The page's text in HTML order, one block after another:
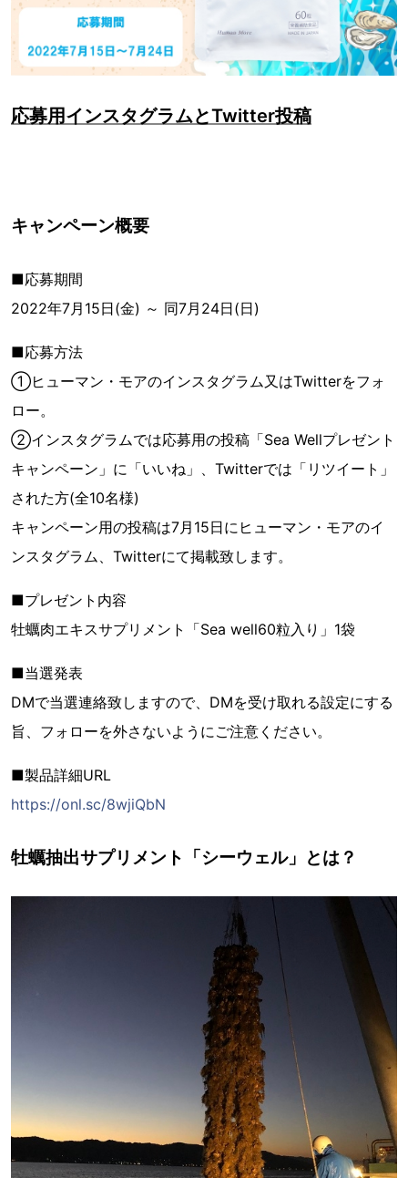
応募用インスタグラムとTwitter投稿
キャンペーン概要
■応募期間
2022年7月15日(金) ～ 同7月24日(日)
■応募方法
①ヒューマン・モアのインスタグラム又はTwitterをフォ
ロー。
②インスタグラムでは応募用の投稿「Sea Wellプレゼント
キャンペーン」に「いいね」、Twitterでは「リツイート」
された方(全10名様)
キャンペーン用の投稿は7月15日にヒューマン・モアのイ
ンスタグラム、Twitterにて掲載致します。
■プレゼント内容
牡蠣肉エキスサプリメント「Sea well60粒入り」1袋
■当選発表
DMで当選連絡致しますので、DMを受け取れる設定にする
旨、フォローを外さないようにご注意ください。
■製品詳細URL
https://onl.sc/8wjiQbN
牡蠣抽出サプリメント「シーウェル」とは？